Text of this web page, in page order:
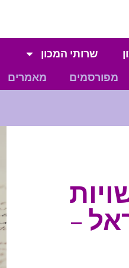
שרותי המכון
מפורסמים מאמרים
–